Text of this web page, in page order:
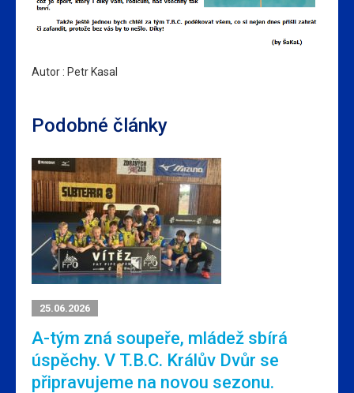
Autor : Petr Kasal
Podobné články
25.06.2026
A-tým zná soupeře, mládež sbírá
úspěchy. V T.B.C. Králův Dvůr se
připravujeme na novou sezonu.